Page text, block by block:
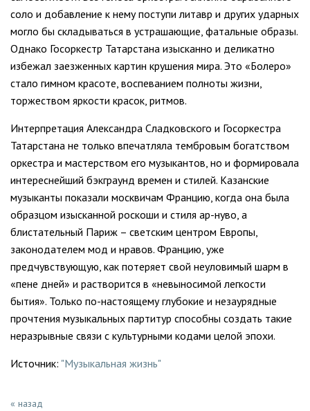
соло и добавление к нему поступи литавр и других ударных
могло бы складываться в устрашающие, фатальные образы.
Однако Госоркестр Татарстана изысканно и деликатно
избежал заезженных картин крушения мира. Это «Болеро»
стало гимном красоте, воспеванием полноты жизни,
торжеством яркости красок, ритмов.
Интерпретация Александра Сладковского и Госоркестра
Татарстана не только впечатляла тембровым богатством
оркестра и мастерством его музыкантов, но и формировала
интереснейший бэкграунд времен и стилей. Казанские
музыканты показали москвичам Францию, когда она была
образцом изысканной роскоши и стиля ар-нуво, а
блистательный Париж – светским центром Европы,
законодателем мод и нравов. Францию, уже
предчувствующую, как потеряет свой неуловимый шарм в
«пене дней» и растворится в «невыносимой легкости
бытия». Только по-настоящему глубокие и незаурядные
прочтения музыкальных партитур способны создать такие
неразрывные связи с культурными кодами целой эпохи.
Источник: "Музыкальная жизнь"
« назад